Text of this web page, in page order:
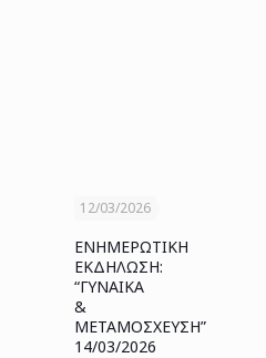
12/03/2026
ΕΝΗΜΕΡΩΤΙΚΗ
ΕΚΔΗΛΩΣΗ:
“ΓΥΝΑΙΚΑ
&
ΜΕΤΑΜΟΣΧΕΥΣΗ”
14/03/2026